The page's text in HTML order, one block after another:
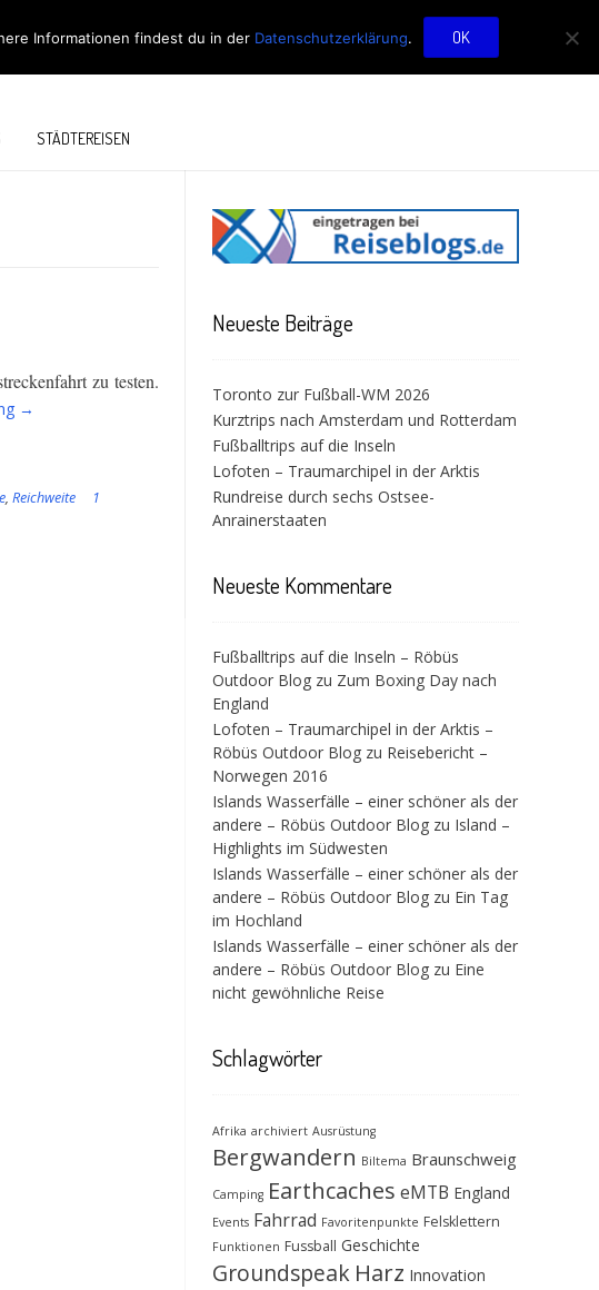
BLOG
STÄDTEREISEN
zu testen.
“Langstreckentauglich?”
→
,Reichweite
1
Neueste Beiträge
Toronto zur Fußball-WM 2026
Kurztrips nach Amsterdam und Rotterdam
Fußballtrips auf die Inseln
Lofoten – Traumarchipel in der Arktis
Rundreise durch sechs Ostsee-
Anrainerstaaten
Neueste Kommentare
Fußballtrips auf die Inseln – Röbüs
Outdoor Blog zu Zum Boxing Day nach
England
Lofoten – Traumarchipel in der Arktis –
Röbüs Outdoor Blog zu Reisebericht –
Norwegen 2016
Islands Wasserfälle – einer schöner als der
andere – Röbüs Outdoor Blog zu Island –
Highlights im Südwesten
Islands Wasserfälle – einer schöner als der
andere – Röbüs Outdoor Blog zu Ein Tag
im Hochland
Islands Wasserfälle – einer schöner als der
andere – Röbüs Outdoor Blog zu Eine
nicht gewöhnliche Reise
Schlagwörter
Afrika archiviert Ausrüstung
Bergwandern Biltema Braunschweig
Camping Earthcaches eMTB England
Events Fahrrad Favoritenpunkte Felsklettern
Funktionen Fussball Geschichte
Groundspeak Harz Innovation
Informationen findest du in der Datenschutzerklärung. OK